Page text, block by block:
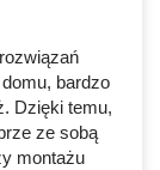
bardzo
Dzięki temu,
ze sobą
montażu